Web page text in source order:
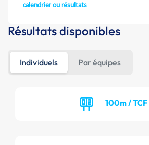
calendrier ou résultats
Résultats disponibles
Individuels Par équipes
100m / TCF